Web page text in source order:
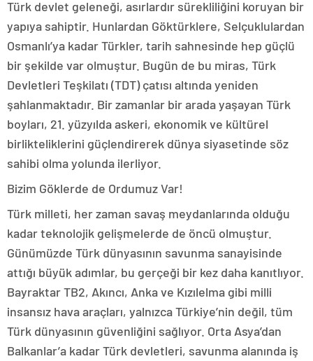
Türk devlet geleneği, asırlardır sürekliliğini koruyan bir
yapıya sahiptir. Hunlardan Göktürklere, Selçuklulardan
Osmanlı’ya kadar Türkler, tarih sahnesinde hep güçlü
bir şekilde var olmuştur. Bugün de bu miras, Türk
Devletleri Teşkilatı (TDT) çatısı altında yeniden
şahlanmaktadır. Bir zamanlar bir arada yaşayan Türk
boyları, 21. yüzyılda askeri, ekonomik ve kültürel
birlikteliklerini güçlendirerek dünya siyasetinde söz
sahibi olma yolunda ilerliyor.
Bizim Göklerde de Ordumuz Var!
Türk milleti, her zaman savaş meydanlarında olduğu
kadar teknolojik gelişmelerde de öncü olmuştur.
Günümüzde Türk dünyasının savunma sanayisinde
attığı büyük adımlar, bu gerçeği bir kez daha kanıtlıyor.
Bayraktar TB2, Akıncı, Anka ve Kızılelma gibi milli
insansız hava araçları, yalnızca Türkiye’nin değil, tüm
Türk dünyasının güvenliğini sağlıyor. Orta Asya’dan
Balkanlar’a kadar Türk devletleri, savunma alanında iş